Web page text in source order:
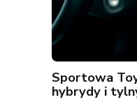
Sportowa
hybrydy i